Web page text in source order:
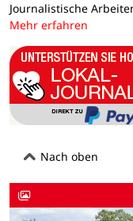
Journalistische
Mehr erfahren
Nach oben